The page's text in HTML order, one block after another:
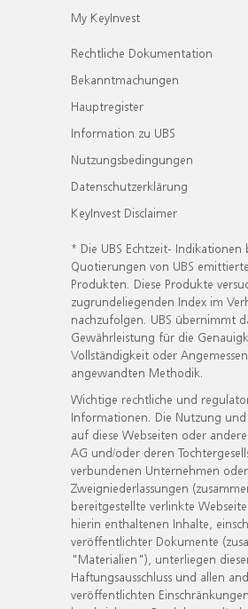
My KeyInvest
Rechtliche Dokumentation
Bekanntmachungen
Hauptregister
Information zu UBS
Nutzungsbedingungen
Datenschutzerklärung
KeyInvest Disclaimer
* Die UBS Echtzeit- Indikationen
Quotierungen von UBS
Produkten. Diese Produkte
zugrundeliegenden Index im
nachzufolgen. UBS übernimmt
Gewährleistung für die
Vollständigkeit oder
angewandten Methodik.
Wichtige rechtliche und
Informationen. Die Nutzung
auf diese Webseiten oder
AG und/oder deren
verbundenen Unternehmen oder
Zweigniederlassungen
bereitgestellte verlinkte
hierin enthaltenen Inhalte,
veröffentlichter Dokumente
"Materialien"), unterliegen
Haftungsausschluss und allen
veröffentlichten